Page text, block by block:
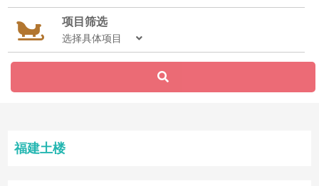
项目筛选
选择具体项目
福建土楼